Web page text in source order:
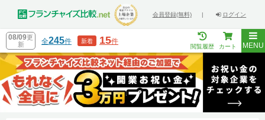
会員登録(無料) | ログイン
08/09更
新
全245件 新着 15件
閲覧履歴 カート MENU